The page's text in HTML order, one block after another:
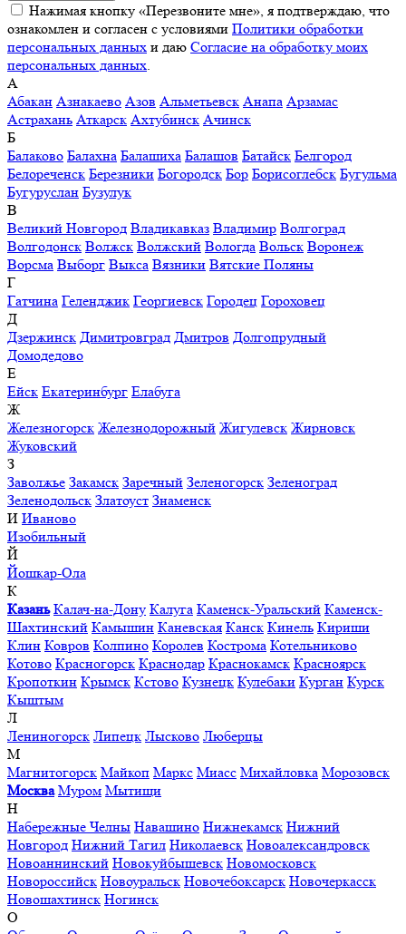
Нажимая кнопку «Перезвоните мне», я подтверждаю, что
ознакомлен и согласен с условиями Политики обработки
персональных данных и даю Согласие на обработку моих
персональных данных
А
Абакан Азнакаево Азов Альметьевск Анапа Арзамас
Астрахань Аткарск Ахтубинск Ачинск
Б
Балаково Балахна Балашиха Балашов Батайск Белгород
Белореченск Березники Богородск Бор Борисоглебск Бугульма
Бугуруслан Бузулук
В
Великий Новгород Владикавказ Владимир Волгоград
Волгодонск Волжск Волжский Вологда Вольск Воронеж
Ворсма Выборг Выкса Вязники Вятские Поляны
Г
Гатчина Геленджик Георгиевск Городец Гороховец
Д
Дзержинск Димитровград Дмитров Долгопрудный
Домодедово
Е
Ейск Екатеринбург Елабуга
Ж
Железногорск Железнодорожный Жигулевск Жирновск
Жуковский
З
Заволжье Закамск Заречный Зеленогорск Зеленоград
Зеленодольск Златоуст Знаменск
И Иваново
Изобильный
Й
Йошкар-Ола
К
Казань Калач-на-Дону Калуга Каменск-Уральский Каменск-
Шахтинский Камышин Каневская Канск Кинель Кириши
Клин Ковров Колпино Королев Кострома Котельниково
Котово Красногорск Краснодар Краснокамск Красноярск
Кропоткин Крымск Кстово Кузнецк Кулебаки Курган Курск
Кыштым
Л
Лениногорск Липецк Лысково Люберцы
М
Магнитогорск Майкоп Маркс Миасс Михайловка Морозовск
Москва Муром Мытищи
Н
Набережные Челны Навашино Нижнекамск Нижний
Новгород Нижний Тагил Николаевск Новоалександровск
Новоаннинский Новокуйбышевск Новомосковск
Новороссийск Новоуральск Новочебоксарск Новочеркасск
Новошахтинск Ногинск
О